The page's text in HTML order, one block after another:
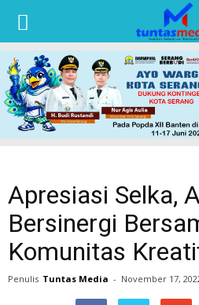
MEDIA
Apresiasi Selka,
Bersinergi
Komunitas
Penulis Tuntas Media - November 17,